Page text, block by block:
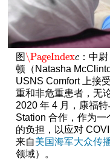
图\PageIndexc
\PageIndexc ：中
顿（Natasha
USNS Comfort 上接
重和非危重患者，无
2020 年 4 月，康福
Station 合作，作为
的负担，以应对
来自美国海军大众传
领域）。